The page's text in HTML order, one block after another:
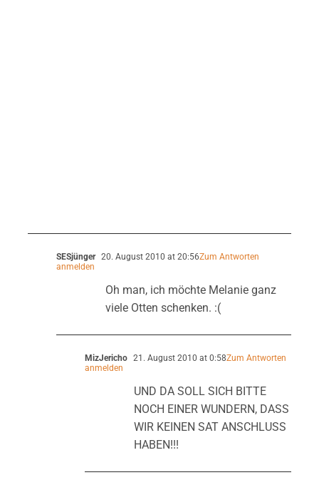
SESjünger 20. August 2010 at 20:56Zum Antworten
anmelden
Oh man, ich möchte Melanie ganz
viele Otten schenken. :(
MizJericho 21. August 2010 at 0:58Zum Antworten
anmelden
UND DA SOLL SICH BITTE
NOCH EINER WUNDERN, DASS
WIR KEINEN SAT ANSCHLUSS
HABEN!!!